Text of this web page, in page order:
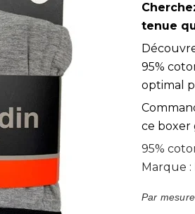
tenue
95%
optimal
ce boxer
95%
Marque
Par